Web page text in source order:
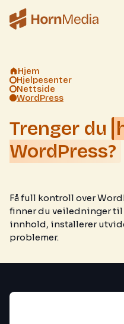
Hjem
Hjelpesenter
Nettside
WordPress
Trenger du
WordPress?
Få full kontroll over
finner du veiledninger
innhold, installerer
problemer.